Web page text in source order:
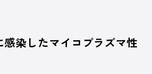
染したマイコプラズマ性